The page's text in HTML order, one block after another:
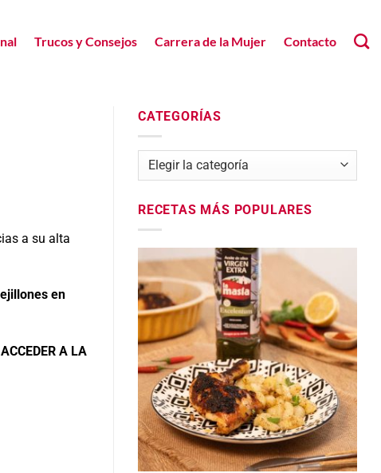
Trucos y Consejos Carrera de la Mujer Contacto
a su alta
en
A LA
CATEGORÍAS
Categorías
RECETAS MÁS POPULARES